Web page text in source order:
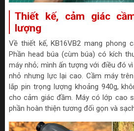
Thiết kế, cảm giác
lượng
Về thiết kế, KB16VB2 mang phong
Phần head búa (cùm búa) có kích
máy nhỏ; mình ấn tượng với điều đó
nhỏ nhưng lực lại cao. Cầm máy
lắp pin trọng lượng khoảng 940g,
cho cảm giác đầm. Máy có lớp cao
phần hoàn thiện tương đối gọn và